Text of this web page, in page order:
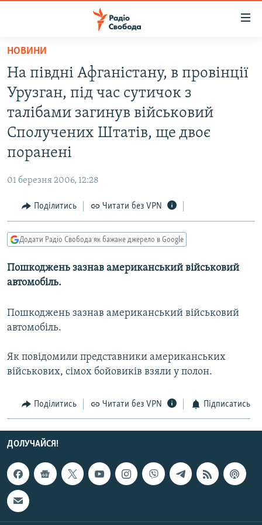
Перейти
основного
матеріалу
Перейти
до
основної
навігації
Перейти
до
РАДІО СВОБОДА – 70 РОКІВ
ВСЕ ЗА ДОБУ
СТАТТІ
СПОРТ
УКРАЇНА
ВІЙНА
РОСІЙСЬКА «ФІЛЬТРАЦІЯ»
КРИМ.РЕАЛІЇ
ТИ ЯК?
СХЕМИ
МУЛЬТИМЕДІА
СПЕЦПРОЄКТИ
КРИМ РЕАЛІЇ
УКР
НОВИНИ
На півдні Афганістану, в провінції
Урузган, під час сутичок з
талібами загинув військовий
Сполучених Штатів, ще двоє
поранені
01 березня 2006, 12:28
Поділитись Читати без VPN
Додати Радіо Свобода як бажане джерело в Google
Пошкоджень зазнав американський військовий
автомобіль.
Пошкоджень зазнав американський військовий
автомобіль.
Як повідомили представники американських
військових, сімох бойовиків взяли у полон.
Поділитись Читати без VPN Підписатись
ДОЛУЧАЙСЯ!